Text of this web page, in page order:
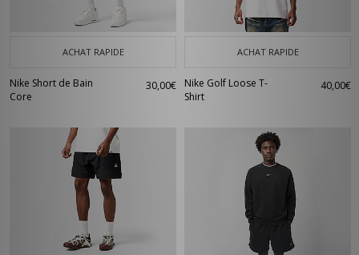
ACHAT RAPIDE
Nike Short de Bain
Core
30,00€
ACHAT RAPIDE
Nike Golf Loose T-
Shirt
40,00€